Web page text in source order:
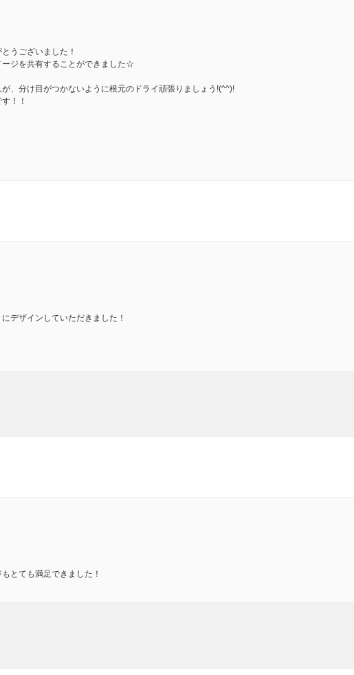
うございました！
ジを共有することができました☆
、分け目がつかないように根元のドライ頑張りましょう!(^^)!
！！
デザインしていただきました！
とても満足できました！